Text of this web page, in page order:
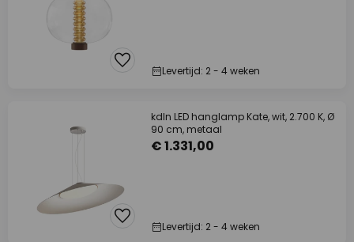
Levertijd: 2 - 4 weken
kdln LED hanglamp Kate, wit, 2.700 K, Ø
90 cm, metaal
€ 1.331,00
Levertijd: 2 - 4 weken